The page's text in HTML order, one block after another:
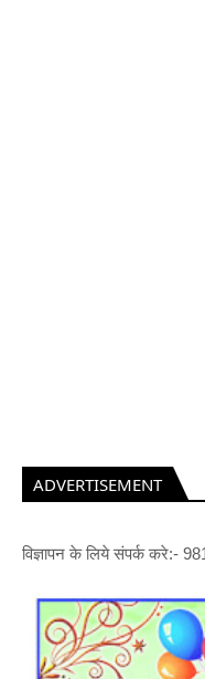
ADVERTISEMENT
विज्ञापन के लिये संपर्क करे:-